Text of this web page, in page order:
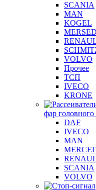
SCANIA
MAN
KOGEL
VOLVO
Прочее
ТСП
IVECO
KRONE
фар головного
DAF
IVECO
MAN
SCANIA
VOLVO